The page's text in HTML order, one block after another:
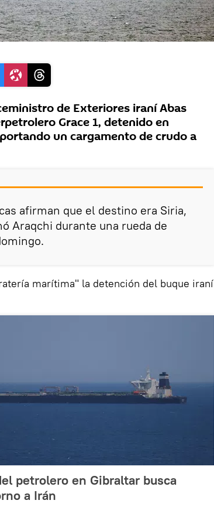
de Exteriores iraní Abas
Grace 1, detenido en
un cargamento de crudo a
afirman que el destino era Siria,
Araqchi durante una rueda de
marítima" la detención del buque iraní
petrolero en Gibraltar busca
a Irán